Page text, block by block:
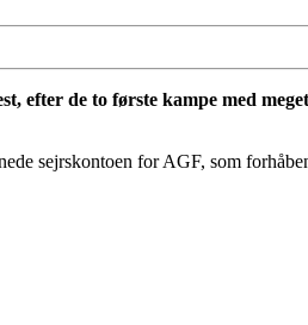
efter de to første kampe med
sejrskontoen for AGF, som